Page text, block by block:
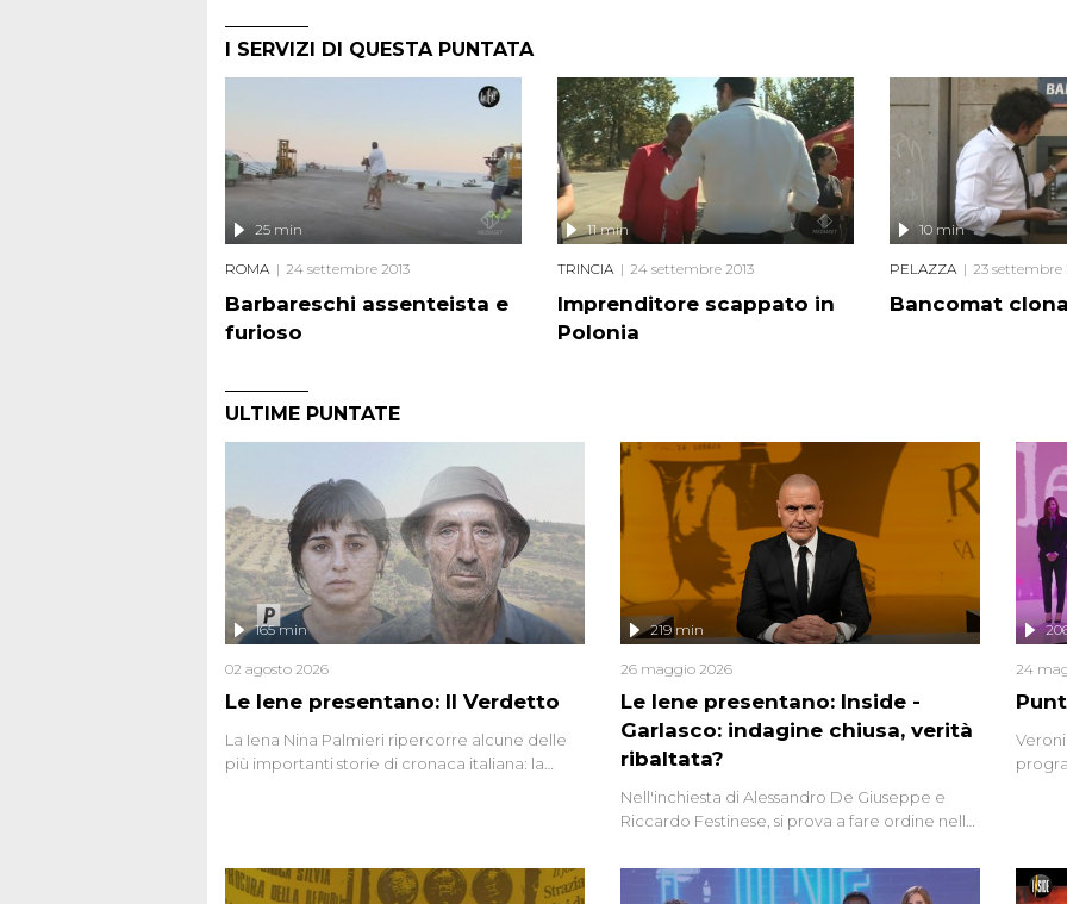
I SERVIZI DI QUESTA PUNTATA
Barbareschi assenteista e
furioso
25 min
ROMA 24 settembre 2013
Imprenditore scappato in
Polonia
11 min
TRINCIA 24 settembre 2013
Bancomat
10 min
PELAZZA 23 settembre
ULTIME PUNTATE
Le Iene presentano: Il Verdetto
165 min
02 agosto 2026
La Iena Nina Palmieri ripercorre alcune delle
più importanti storie di cronaca italiana: la
Le Iene presentano: Inside -
Garlasco: indagine chiusa, verità
ribaltata?
219 min
26 maggio 2026
Nell'inchiesta di Alessandro De Giuseppe e
Riccardo Festinese, si prova a fare ordine nella
continuano a emergere attorno a una delle
vicende giudiziarie più discusse degli ultimi
24